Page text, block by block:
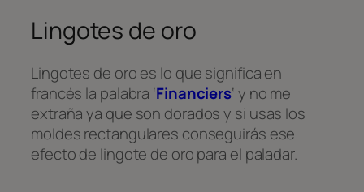
Lingotes de oro
Lingotes de oro es lo que significa en
francés la palabra ‘Financiers‘ y no me
extraña ya que son dorados y si usas los
moldes rectangulares conseguirás ese
efecto de lingote de oro para el paladar.